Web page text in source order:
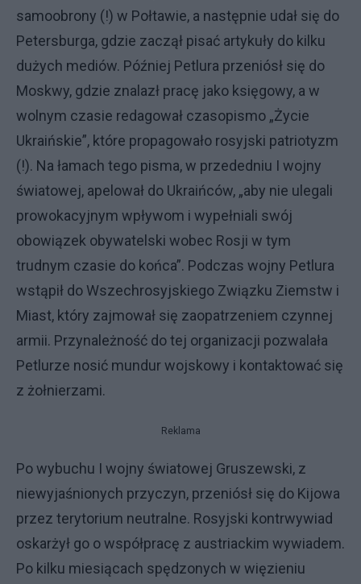
samoobrony (!) w Połtawie, a następnie udał się do
Petersburga, gdzie zaczął pisać artykuły do kilku
dużych mediów. Później Petlura przeniósł się do
Moskwy, gdzie znalazł pracę jako księgowy, a w
wolnym czasie redagował czasopismo „Życie
Ukraińskie”, które propagowało rosyjski patriotyzm
(!). Na łamach tego pisma, w przededniu I wojny
światowej, apelował do Ukraińców, „aby nie ulegali
prowokacyjnym wpływom i wypełniali swój
obowiązek obywatelski wobec Rosji w tym
trudnym czasie do końca”. Podczas wojny Petlura
wstąpił do Wszechrosyjskiego Związku Ziemstw i
Miast, który zajmował się zaopatrzeniem czynnej
armii. Przynależność do tej organizacji pozwalała
Petlurze nosić mundur wojskowy i kontaktować się
z żołnierzami.
Reklama
Po wybuchu I wojny światowej Gruszewski, z
niewyjaśnionych przyczyn, przeniósł się do Kijowa
przez terytorium neutralne. Rosyjski kontrwywiad
oskarżył go o współpracę z austriackim wywiadem.
Po kilku miesiącach spędzonych w więzieniu